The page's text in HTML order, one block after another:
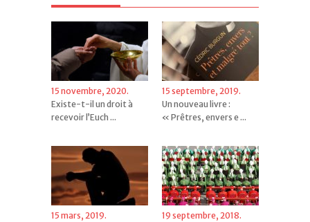
15 novembre, 2020.
Existe-t-il un droit à
recevoir l’Euch ...
15 septembre, 2019.
Un nouveau livre :
« Prêtres, envers e ...
15 mars, 2019.
19 septembre, 2018.